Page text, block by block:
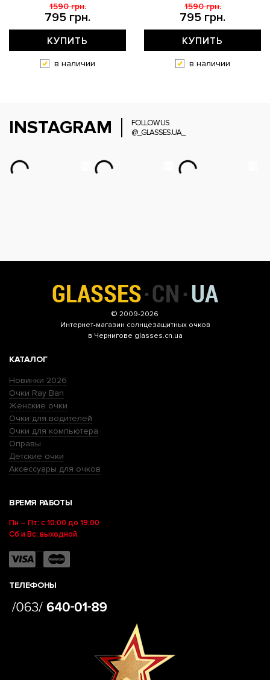
795 грн.
1590 грн.
КУПИТЬ
в наличии
795 грн.
1590 грн.
КУПИТЬ
в наличии
INSTAGRAM
FOLLOW US
@_GLASSES.UA_
© 2009-2026
Интернет-магазин солнцезащитных очков
в Чернигове glasses.cn.ua
КАТАЛОГ
Новинки 2026
Очки Ray Ban
Женские очки
Очки для водителей
Очки для компьютера
Оправы
Детские очки
Аксессуары для очков
ВРЕМЯ РАБОТЫ
Пн – Пт: с 10:00 до 19:00
Сб и Вс: выходной
ТЕЛЕФОНЫ